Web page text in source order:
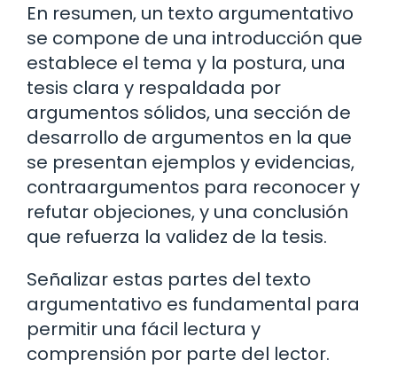
En resumen, un texto argumentativo
se compone de una introducción que
establece el tema y la postura, una
tesis clara y respaldada por
argumentos sólidos, una sección de
desarrollo de argumentos en la que
se presentan ejemplos y evidencias,
contraargumentos para reconocer y
refutar objeciones, y una conclusión
que refuerza la validez de la tesis.
Señalizar estas partes del texto
argumentativo es fundamental para
permitir una fácil lectura y
comprensión por parte del lector.